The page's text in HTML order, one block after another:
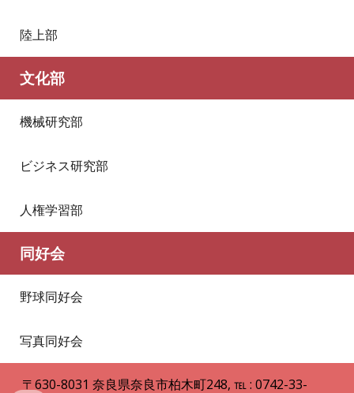
陸上部
文化部
機械研究部
ビジネス研究部
人権学習部
同好会
野球同好会
写真同好会
〒630-8031奈良県奈良市柏木町248,℡ : 0742-33-